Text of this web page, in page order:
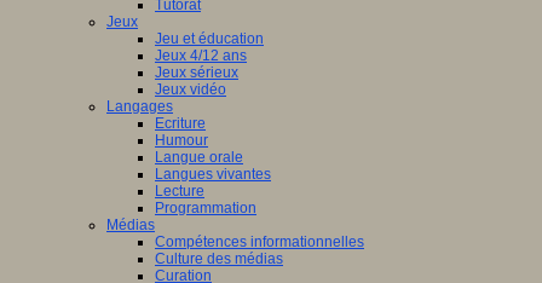
Tutorat
Jeux
Jeu et éducation
Jeux 4/12 ans
Jeux sérieux
Jeux vidéo
Langages
Ecriture
Humour
Langue orale
Langues vivantes
Lecture
Programmation
Médias
Compétences informationnelles
Culture des médias
Curation